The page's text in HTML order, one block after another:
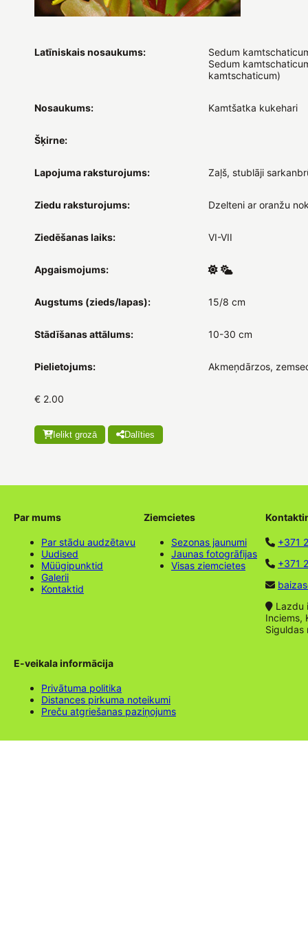
Latīniskais nosaukums:
Sedum
Sedum
kamtschaticum)
Nosaukums: Kamtšatka kukehari
Šķirne:
Lapojuma raksturojums: Zaļš, stublāji
Ziedu raksturojums: Dzelteni ar oranžu
Ziedēšanas laiks: VI-VII
Apgaismojums:
Augstums (zieds/lapas): 15/8 cm
Stādīšanas attālums: 10-30 cm
Pielietojums: Akmeņdārzos,
€ 2.00
Ielikt grozā Dalīties
Par mums
Par stādu audzētavu
Uudised
Müügipunktid
Galerii
Kontaktid
Ziemcietes
Sezonas jaunumi
Jaunas fotogrāfijas
Visas ziemcietes
+371
+371
Lazdu
Inciems,
Siguldas
E-veikala informācija
Privātuma politika
Distances pirkuma noteikumi
Preču atgriešanas paziņojums